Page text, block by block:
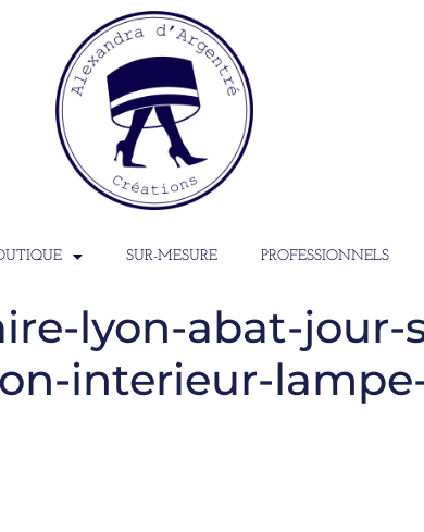
SUR-MESURE PROFESSIONNELS
lyon-abat-jour-
interieur-